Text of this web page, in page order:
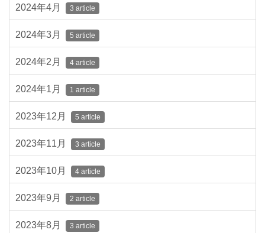
2024年4月 3 article
2024年3月 5 article
2024年2月 4 article
2024年1月 1 article
2023年12月 5 article
2023年11月 3 article
2023年10月 4 article
2023年9月 2 article
2023年8月 3 article